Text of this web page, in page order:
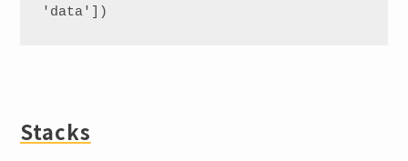
'data'])
Stacks